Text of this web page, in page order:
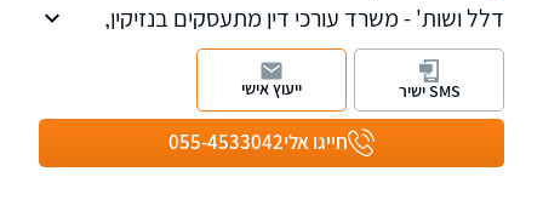
דלל ושות' - משרד עורכי דין מתעסקים בנזיקין,
ביטוח, מקרקעין נדל"ן ,הוצאה לפועל וגביית חובות.
חייגו אלי055-4533042
SMS ישיר ייעוץ אישי